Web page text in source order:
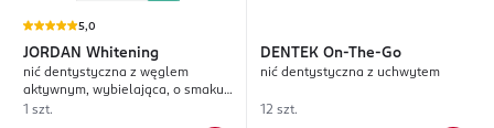
5,0
JORDAN Whitening
nić dentystyczna z węglem
aktywnym, wybielająca, o smaku
Miętowym, dł. 25m
1 szt.
DENTEK On-The-Go
nić dentystyczna z uchwytem
12 szt.